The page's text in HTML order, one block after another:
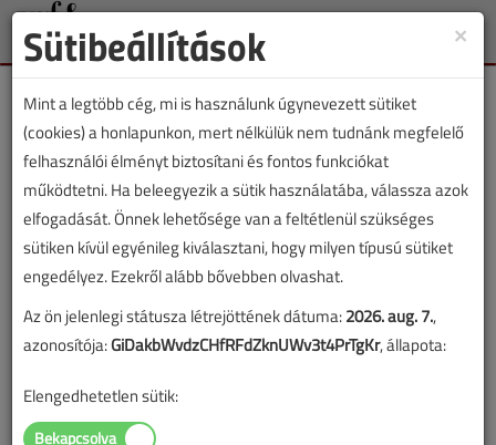
Toggle
Lapszám:
TARTALOM
Szakmakörnyezet
Az EKR szerepe a
hőszivattyúzásban
×
Sütibeállítások
Mint a legtöbb cég, mi is használunk úgynevezett sütiket
(cookies) a honlapunkon, mert nélkülük nem tudnánk megfelelő
felhasználói élményt biztosítani és fontos funkciókat
működtetni. Ha beleegyezik a sütik használatába, válassza azok
elfogadását. Önnek lehetősége van a feltétlenül szükséges
sütiken kívül egyénileg kiválasztani, hogy milyen típusú sütiket
engedélyez. Ezekről alább bővebben olvashat.
Az ön jelenlegi státusza létrejöttének dátuma:2026. aug. 7.,
azonosítója:GiDakbWvdzCHfRFdZknUWv3t4PrTgKr, állapota:
Elengedhetetlen sütik: